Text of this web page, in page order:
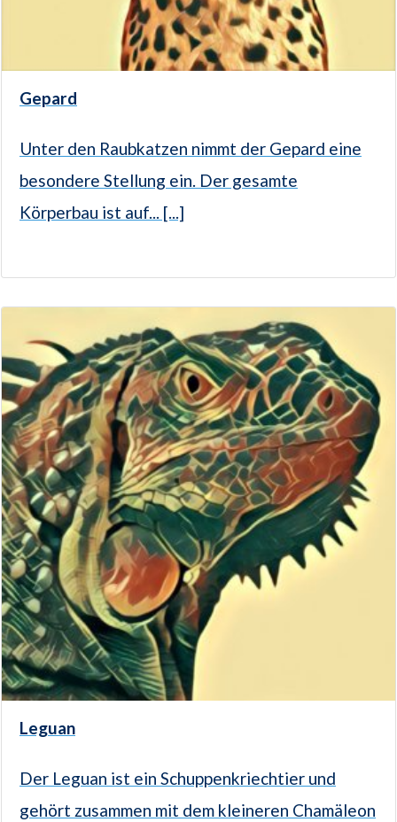
Gepard
Unter den Raubkatzen nimmt der Gepard eine
besondere Stellung ein. Der gesamte
Körperbau ist auf... [...]
Leguan
Der Leguan ist ein Schuppenkriechtier und
gehört zusammen mit dem kleineren Chamäleon